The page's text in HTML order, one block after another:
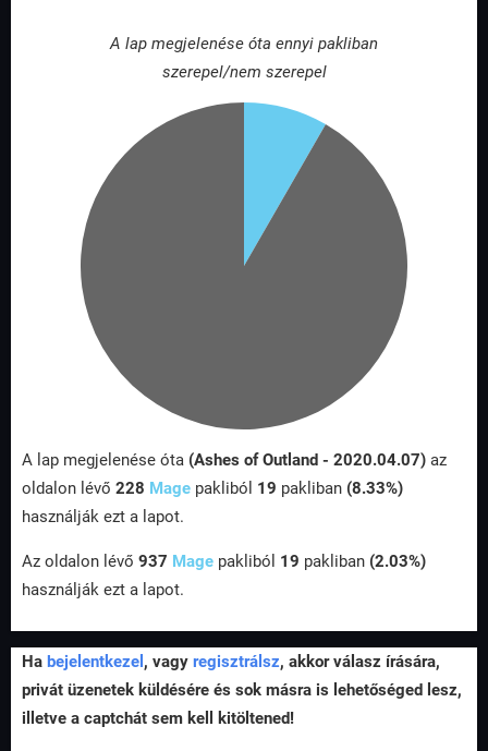
A lap megjelenése óta ennyi pakliban
szerepel/nem szerepel
A lap megjelenése óta (Ashes of Outland - 2020.04.07) az
oldalon lévő 228 Mage pakliból 19 pakliban (8.33%)
használják ezt a lapot.
Az oldalon lévő 937 Mage pakliból 19 pakliban (2.03%)
használják ezt a lapot.
Ha bejelentkezel , vagy regisztrálsz, akkor válasz írására,
privát üzenetek küldésére és sok másra is lehetőséged lesz,
illetve a captchát sem kell kitöltened!